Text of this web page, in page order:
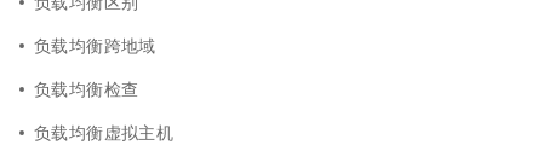
负载均衡跨地域
负载均衡检查
负载均衡虚拟主机